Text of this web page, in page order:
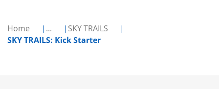
Home ...
SKY TRAILS
SKY TRAILS: Kick Starter